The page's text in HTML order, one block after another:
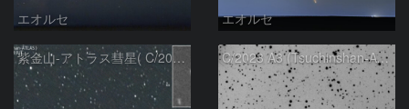
エオルセ エオルセ
紫金山-アトラス彗星( C/2023A3 )：2025/09/16 C/2023 A3 (Tsuchinshan-ATLAS)